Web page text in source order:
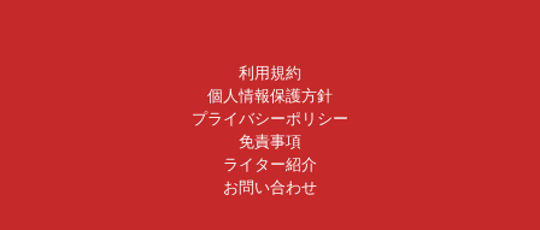
利用規約
個人情報保護方針
プライバシーポリシー
免責事項
ライター紹介
お問い合わせ